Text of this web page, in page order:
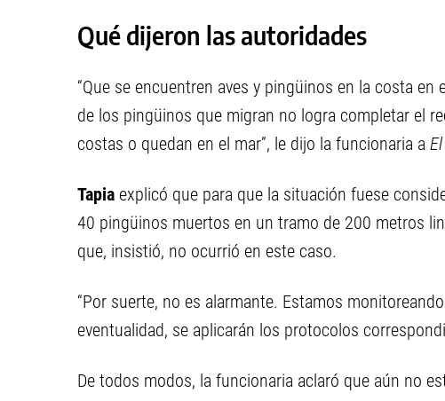
Qué dijeron las autoridades
“Que se encuentren aves y pingüinos en la costa
de los pingüinos que migran no logra completar el
costas o quedan en el mar”, le dijo la funcionaria a
Tapia explicó que para que la situación fuese
40 pingüinos muertos en un tramo de 200 metros
que, insistió, no ocurrió en este caso.
“Por suerte, no es alarmante. Estamos
eventualidad, se aplicarán los protocolos
De todos modos, la funcionaria aclaró que aún no